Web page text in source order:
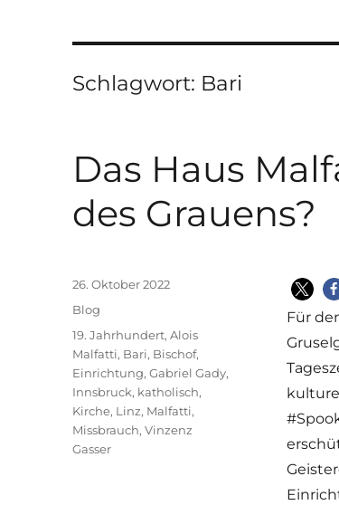
Schlagwort: Bari
Das Haus
des Grauens?
Für
Veröffentlicht
am
26. Oktober 2022
Kategorien
Blog
Schlagwörter
19. Jahrhundert,Alois
Malfatti, Bari, Bischof,
Einrichtung,Gabriel Gady,
Innsbruck, katholisch,
Kirche, Linz, Malfatti,
Missbrauch,Vinzenz
Gasser